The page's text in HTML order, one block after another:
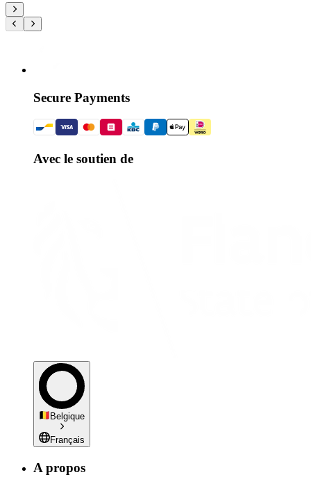
Secure Payments
Avec le soutien de
Belgique
Français
A propos